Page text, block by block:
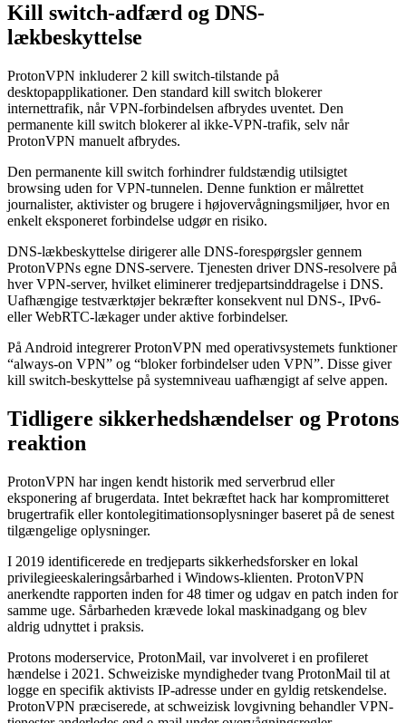
Kill switch-adfærd og DNS-
lækbeskyttelse
ProtonVPN inkluderer 2 kill switch-tilstande på
desktopapplikationer. Den standard kill switch blokerer
internettrafik, når VPN-forbindelsen afbrydes uventet. Den
permanente kill switch blokerer al ikke-VPN-trafik, selv når
ProtonVPN manuelt afbrydes.
Den permanente kill switch forhindrer fuldstændig utilsigtet
browsing uden for VPN-tunnelen. Denne funktion er målrettet
journalister, aktivister og brugere i højovervågningsmiljøer, hvor en
enkelt eksponeret forbindelse udgør en risiko.
DNS-lækbeskyttelse dirigerer alle DNS-forespørgsler gennem
ProtonVPNs egne DNS-servere. Tjenesten driver DNS-resolvere på
hver VPN-server, hvilket eliminerer tredjepartsinddragelse i DNS.
Uafhængige testværktøjer bekræfter konsekvent nul DNS-, IPv6-
eller WebRTC-lækager under aktive forbindelser.
På Android integrerer ProtonVPN med operativsystemets funktioner
“always-on VPN” og “bloker forbindelser uden VPN”. Disse giver
kill switch-beskyttelse på systemniveau uafhængigt af selve appen.
Tidligere sikkerhedshændelser og Protons
reaktion
ProtonVPN har ingen kendt historik med serverbrud eller
eksponering af brugerdata. Intet bekræftet hack har kompromitteret
brugertrafik eller kontolegitimationsoplysninger baseret på de senest
tilgængelige oplysninger.
I 2019 identificerede en tredjeparts sikkerhedsforsker en lokal
privilegieeskaleringsårbarhed i Windows-klienten. ProtonVPN
anerkendte rapporten inden for 48 timer og udgav en patch inden for
samme uge. Sårbarheden krævede lokal maskinadgang og blev
aldrig udnyttet i praksis.
Protons moderservice, ProtonMail, var involveret i en profileret
hændelse i 2021. Schweiziske myndigheder tvang ProtonMail til at
logge en specifik aktivists IP-adresse under en gyldig retskendelse.
ProtonVPN præciserede, at schweizisk lovgivning behandler VPN-